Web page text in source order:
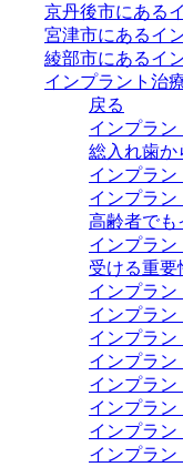
京丹後市にある
宮津市にあるイ
綾部市にあるイ
インプラント治
戻る
インプラン
総入れ歯か
インプラン
インプラン
高齢者でも
インプラン
受ける重要
インプラン
インプラン
インプラン
インプラン
インプラン
インプラン
インプラン
インプラン